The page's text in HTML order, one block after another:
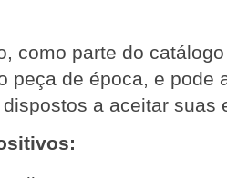
como parte do
peça de época, e pode
a aceitar suas